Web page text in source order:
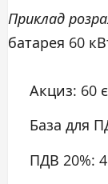
Приклад
батарея 60
Акциз: 60
База для
ПДВ 20%: